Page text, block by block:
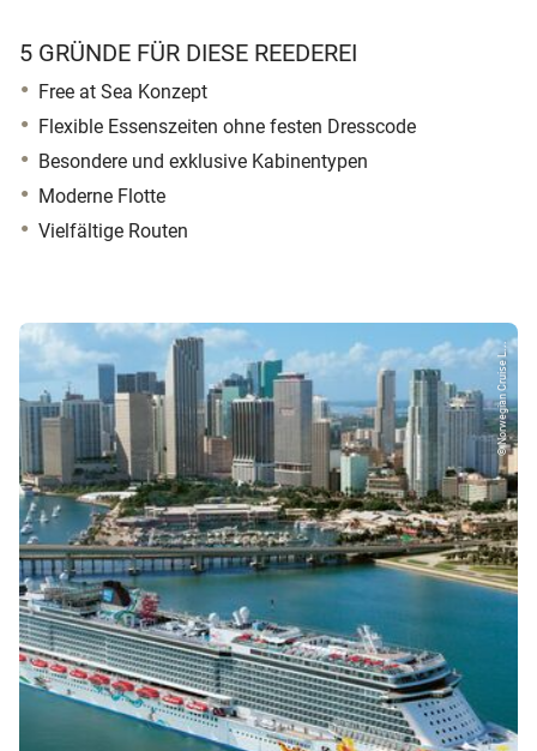
5 GRÜNDE FÜR DIESE REEDEREI
Free at Sea Konzept
Flexible Essenszeiten ohne festen Dresscode
Besondere und exklusive Kabinentypen
Moderne Flotte
Vielfältige Routen
© Norwegian Cruise L...